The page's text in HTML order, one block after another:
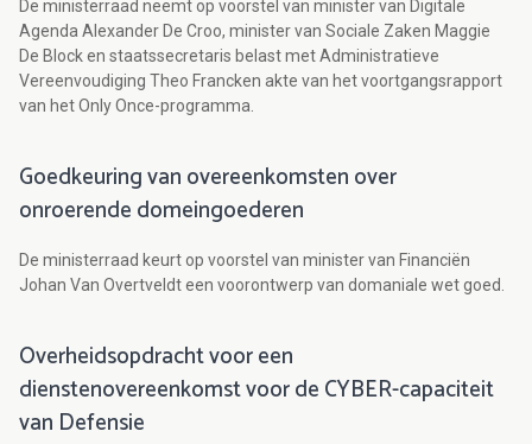
De ministerraad neemt op voorstel van minister van Digitale
Agenda Alexander De Croo, minister van Sociale Zaken Maggie
De Block en staatssecretaris belast met Administratieve
Vereenvoudiging Theo Francken akte van het voortgangsrapport
van het Only Once-programma.
Goedkeuring van overeenkomsten over
onroerende domeingoederen
De ministerraad keurt op voorstel van minister van Financiën
Johan Van Overtveldt een voorontwerp van domaniale wet goed.
Overheidsopdracht voor een
dienstenovereenkomst voor de CYBER-capaciteit
van Defensie